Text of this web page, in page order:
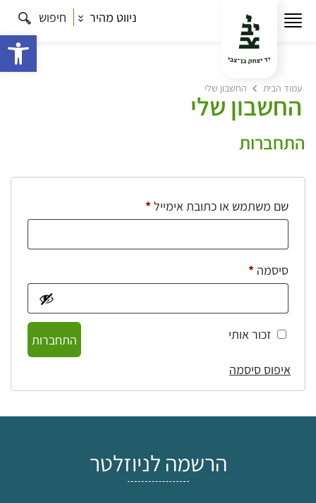
ניווט מהיר חיפוש
עמוד הבית החשבון שלי
החשבון שלי
התחברות
שם משתמש או כתובת אימייל*חובה
סיסמה *חובה
זכור אותי
התחברות
איפוס סיסמה
הרשמה לניוזלטר